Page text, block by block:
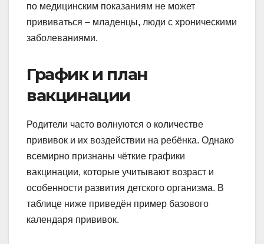
по медицинским показаниям не может
прививаться – младенцы, люди с хроническими
заболеваниями.
График и план
вакцинации
Родители часто волнуются о количестве
прививок и их воздействии на ребёнка. Однако
всемирно признаны чёткие графики
вакцинации, которые учитывают возраст и
особенности развития детского организма. В
таблице ниже приведён пример базового
календаря прививок.